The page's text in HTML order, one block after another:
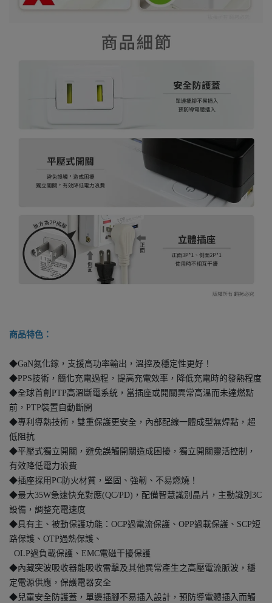
商品特色：
◆GaN氮化鎵，支援高功率輸出，溫控及穩定性更好！
◆PPS技術，簡化充電過程，提高充電效率，降低充電時的發熱程度
◆全球首創PTP高溫斷電系統，當插座或開關異常高溫而未達燃點
前，PTP裝置自動斷開
◆專利導熱技術，雙重保護更安全，內部配線一體成型無焊點，超
低阻抗
◆平壓式獨立開關，避免誤觸開關造成困擾，獨立開關靈活控制，
有效降低電力浪費
◆插座採用PC防火材質，堅固、強韌、不易燃燒！
◆最大35W急速快充對應(QC/PD)，配備智慧識別晶片，主動識別3C
設備，調整充電速度
◆具有主、被動保護功能：OCP過電流保護、OPP過載保護、SCP短
路保護、OTP過熱保護、
OLP過負載保護、EMC電磁干擾保護
◆內藏突波吸收器能吸收雷擊及其他異常產生之高壓電流脈波，穩
定電源供應，保護電器安全
◆兒童安全防護蓋，單邊插腳不易插入設計，預防導電體插入而觸